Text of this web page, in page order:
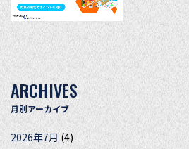
ARCHIVES
月別アーカイブ
2026年7月 (4)